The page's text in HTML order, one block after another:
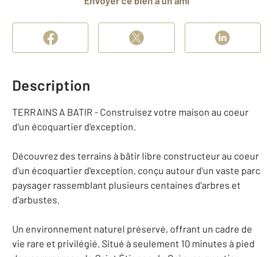
Description
TERRAINS A BATIR - Construisez votre maison au coeur
d'un écoquartier d'exception.
Découvrez des terrains à bâtir libre constructeur au coeur
d'un écoquartier d'exception, conçu autour d'un vaste parc
paysager rassemblant plusieurs centaines d'arbres et
d'arbustes.
Un environnement naturel préservé, offrant un cadre de
vie rare et privilégié. Situé à seulement 10 minutes à pied